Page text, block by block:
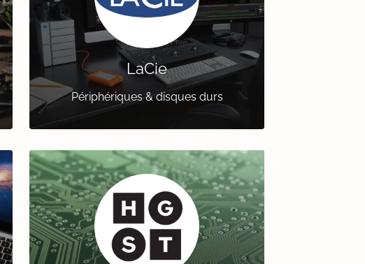
LaCie
Périphériques & disques durs